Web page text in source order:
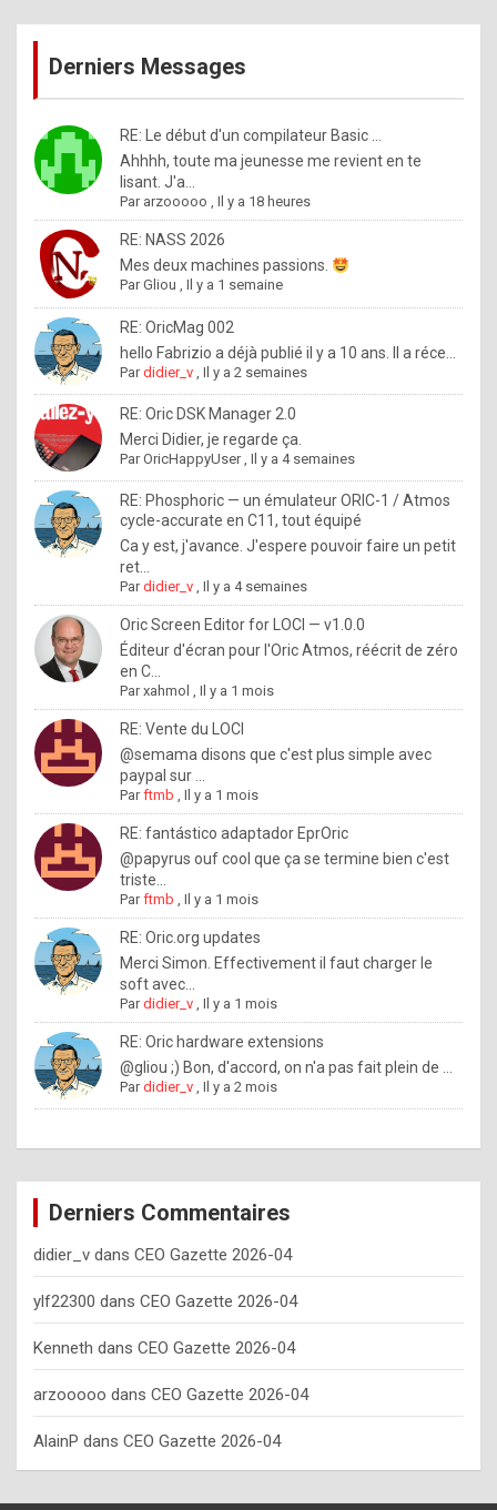
%
m
a
d
b
y
o
l
e
x
.
I
f
y
o
u
w
a
n
t
o
n
o
w
h
o
w
o
e
y
o
u
s
h
o
publications
Derniers Messages
RE: Le début d'un compilateur Basic ...
Ahhhh, toute ma jeunesse me revient en te
lisant. J'a...
Par arzooooo ,Il y a 18 heures
RE: NASS 2026
Mes deux machines passions.
ParGliou ,Il y a 1 semaine
RE: OricMag 002
hello Fabrizio a déjà publié il y a 10 ans. Il a réce...
Pardidier_v ,Il y a 2 semaines
RE: Oric DSK Manager 2.0
Merci Didier, je regarde ça.
ParOricHappyUser,Il y a 4 semaines
RE: Phosphoric — un émulateur ORIC-1 / Atmos
cycle-accurate en C11, tout équipé
Ca y est, j'avance. J'espere pouvoir faire un petit
ret...
Pardidier_v ,Il y a 4 semaines
Oric Screen Editor for LOCI — v1.0.0
Éditeur d'écran pour l'Oric Atmos, réécrit de zéro
en C...
Parxahmol ,Il y a 1 mois
RE: Vente du LOCI
@semama disons que c'est plus simple avec
paypal sur ...
Parftmb ,Il y a 1 mois
RE: fantástico adaptador EprOric
@papyrus ouf cool que ça se termine bien c'est
triste...
Parftmb ,Il y a 1 mois
RE: Oric.org updates
Merci Simon. Effectivement il faut charger le
soft avec...
Pardidier_v ,Il y a 1 mois
RE: Oric hardware extensions
@gliou ;) Bon, d'accord, on n'a pas fait plein de ...
Pardidier_v ,Il y a 2 mois
Derniers Commentaires
didier_v dans CEO Gazette 2026-04
ylf22300 dans CEO Gazette 2026-04
Kenneth dans CEO Gazette 2026-04
arzooooo dans CEO Gazette 2026-04
AlainP dans CEO Gazette 2026-04